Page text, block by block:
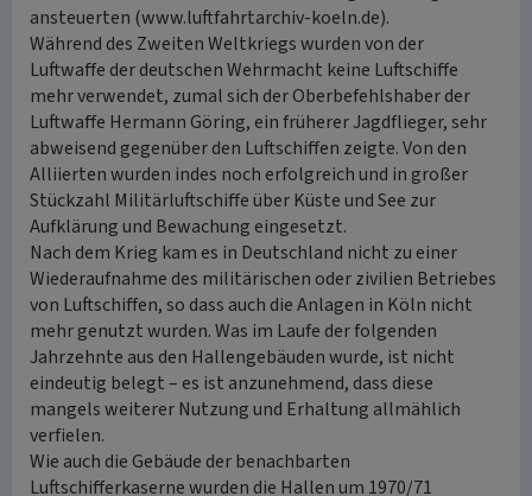
ansteuerten (www.luftfahrtarchiv-koeln.de).
Während des Zweiten Weltkriegs wurden von der
Luftwaffe der deutschen Wehrmacht keine Luftschiffe
mehr verwendet, zumal sich der Oberbefehlshaber der
Luftwaffe Hermann Göring, ein früherer Jagdflieger, sehr
abweisend gegenüber den Luftschiffen zeigte. Von den
Alliierten wurden indes noch erfolgreich und in großer
Stückzahl Militärluftschiffe über Küste und See zur
Aufklärung und Bewachung eingesetzt.
Nach dem Krieg kam es in Deutschland nicht zu einer
Wiederaufnahme des militärischen oder zivilien Betriebes
von Luftschiffen, so dass auch die Anlagen in Köln nicht
mehr genutzt wurden. Was im Laufe der folgenden
Jahrzehnte aus den Hallengebäuden wurde, ist nicht
eindeutig belegt – es ist anzunehmend, dass diese
mangels weiterer Nutzung und Erhaltung allmählich
verfielen.
Wie auch die Gebäude der benachbarten
Luftschifferkaserne wurden die Hallen um 1970/71